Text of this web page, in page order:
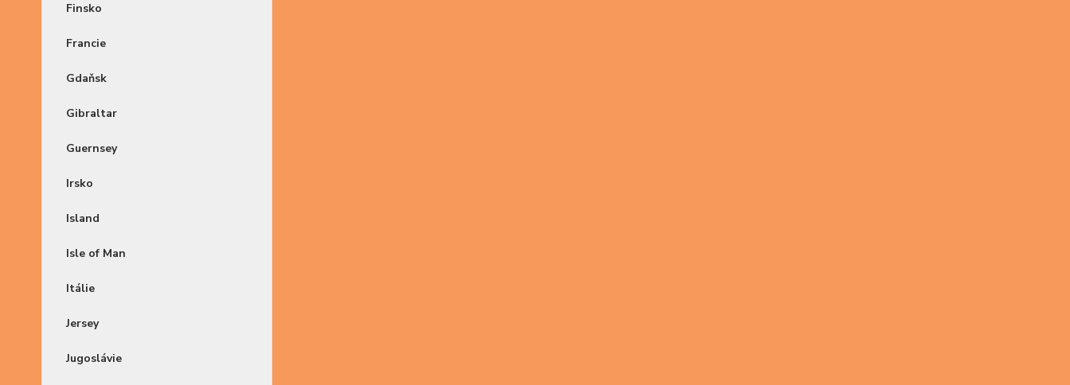
Finsko
Francie
Gdaňsk
Gibraltar
Guernsey
Irsko
Island
Isle of Man
Itálie
Jersey
Jugoslávie